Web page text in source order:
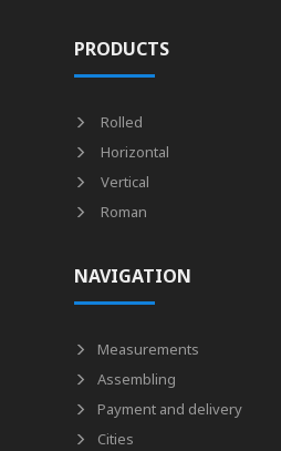
PRODUCTS
Rolled
Horizontal
Vertical
Roman
NAVIGATION
Measurements
Assembling
Payment and delivery
Cities